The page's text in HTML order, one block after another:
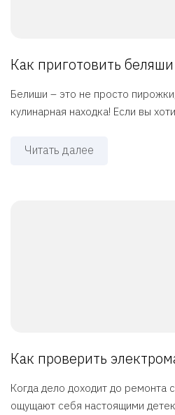
Как приготовить беляши
Белиши – это не просто
кулинарная находка! Если вы
Читать далее
Как проверить
Когда дело доходит до ремонта
ощущают себя настоящими